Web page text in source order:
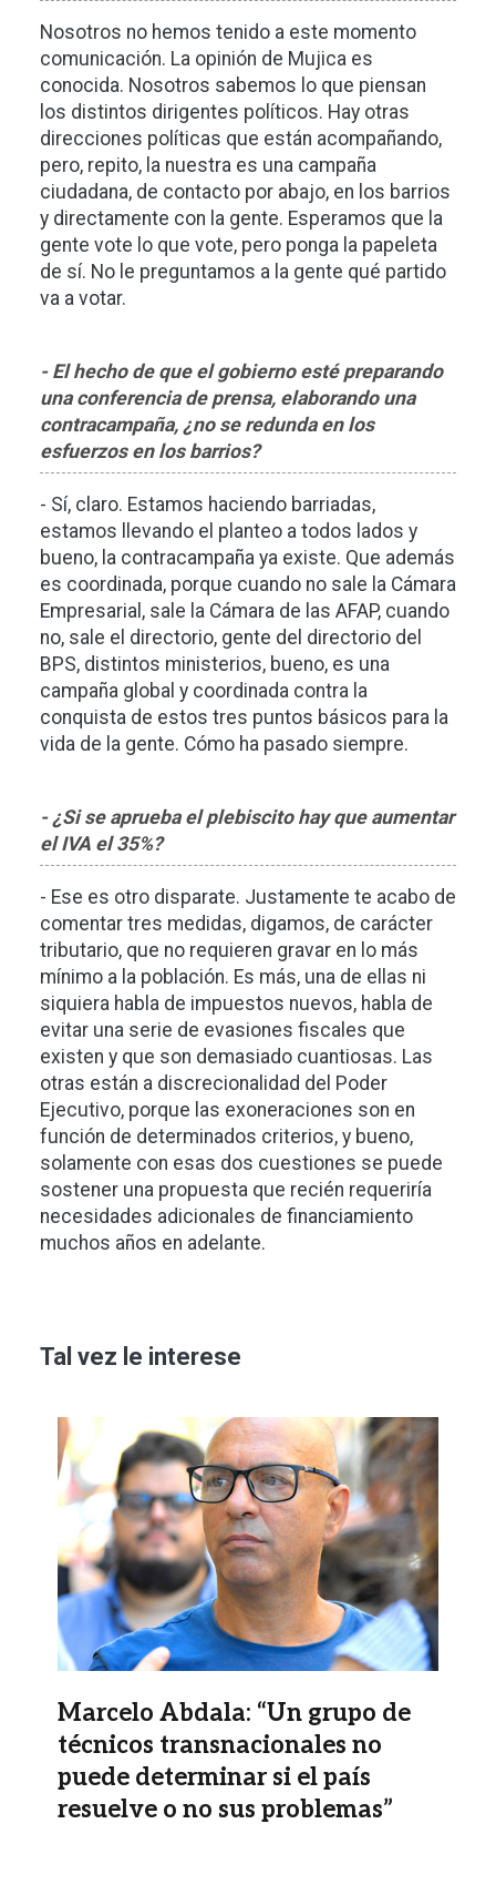
Nosotros no hemos tenido a este momento
comunicación. La opinión de Mujica es
conocida. Nosotros sabemos lo que piensan
los distintos dirigentes políticos. Hay otras
direcciones políticas que están acompañando,
pero, repito, la nuestra es una campaña
ciudadana, de contacto por abajo, en los barrios
y directamente con la gente. Esperamos que la
gente vote lo que vote, pero ponga la papeleta
de sí. No le preguntamos a la gente qué partido
va a votar.
- El hecho de que el gobierno esté preparando
una conferencia de prensa, elaborando una
contracampaña, ¿no se redunda en los
esfuerzos en los barrios?
- Sí, claro. Estamos haciendo barriadas,
estamos llevando el planteo a todos lados y
bueno, la contracampaña ya existe. Que además
es coordinada, porque cuando no sale la Cámara
Empresarial, sale la Cámara de las AFAP, cuando
no, sale el directorio, gente del directorio del
BPS, distintos ministerios, bueno, es una
campaña global y coordinada contra la
conquista de estos tres puntos básicos para la
vida de la gente. Cómo ha pasado siempre.
- ¿Si se aprueba el plebiscito hay que aumentar
el IVA el 35%?
- Ese es otro disparate. Justamente te acabo de
comentar tres medidas, digamos, de carácter
tributario, que no requieren gravar en lo más
mínimo a la población. Es más, una de ellas ni
siquiera habla de impuestos nuevos, habla de
evitar una serie de evasiones fiscales que
existen y que son demasiado cuantiosas. Las
otras están a discrecionalidad del Poder
Ejecutivo, porque las exoneraciones son en
función de determinados criterios, y bueno,
solamente con esas dos cuestiones se puede
sostener una propuesta que recién requeriría
necesidades adicionales de financiamiento
muchos años en adelante.
Tal vez le interese
Imagen
Marcelo Abdala: “Un grupo de
técnicos transnacionales no
puede determinar si el país
resuelve o no sus problemas”